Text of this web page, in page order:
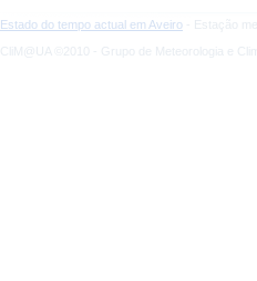
Estado do tempo actual em Aveiro - Estação
CliM@UA ©2010 - Grupo de Meteorologia e